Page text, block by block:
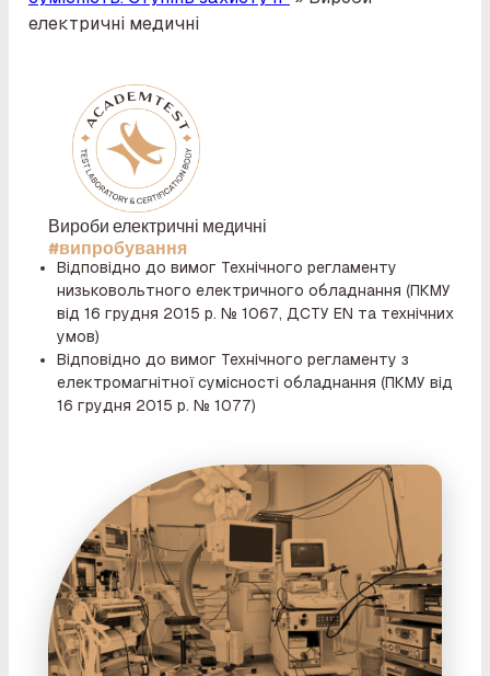
електричні медичні
Вироби електричні медичні
#випробування
Відповідно до вимог Технічного регламенту
низьковольтного електричного обладнання (ПКМУ
від 16 грудня 2015 р. № 1067, ДСТУ EN та технічних
умов)
Відповідно до вимог Технічного регламенту з
електромагнітної сумісності обладнання (ПКМУ від
16 грудня 2015 р. № 1077)